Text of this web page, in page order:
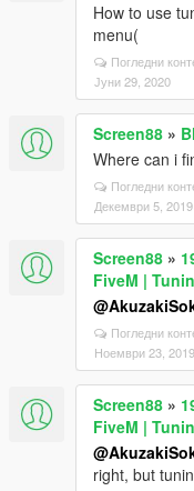
How to use
menu(
Погледни
Јуни 29, 2020
Screen88 »
Where can i
Погледни
Декември 5, 2019
Screen88 »
FiveM |
Погледни
Ноември 23, 2019
Screen88 »
FiveM |
right, but